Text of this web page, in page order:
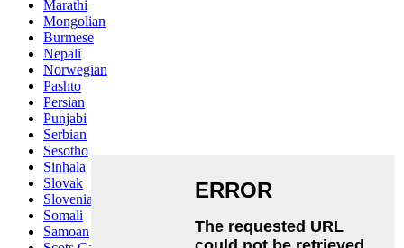
Marathi
Mongolian
Burmese
Nepali
Norwegian
Pashto
Persian
Punjabi
Serbian
Sesotho
Sinhala
Slovak
Slovenian
Somali
Samoan